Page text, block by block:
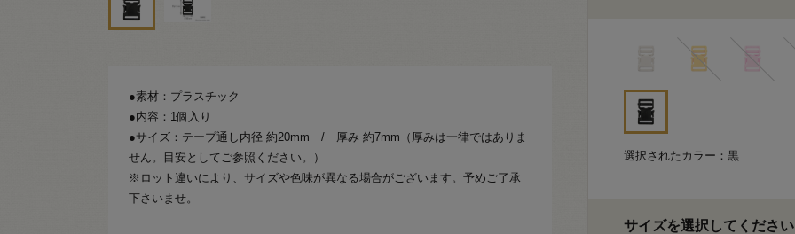
●素材：プラスチック
●内容：1個入り
●サイズ：テープ通し内径 約20mm / 厚み 約7mm（厚みは一律ではありま
せん。目安としてご参照ください。）
※ロット違いにより、サイズや色味が異なる場合がございます。予めご了承
下さいませ。
選択されたカラー：黒
サイズを選択してください